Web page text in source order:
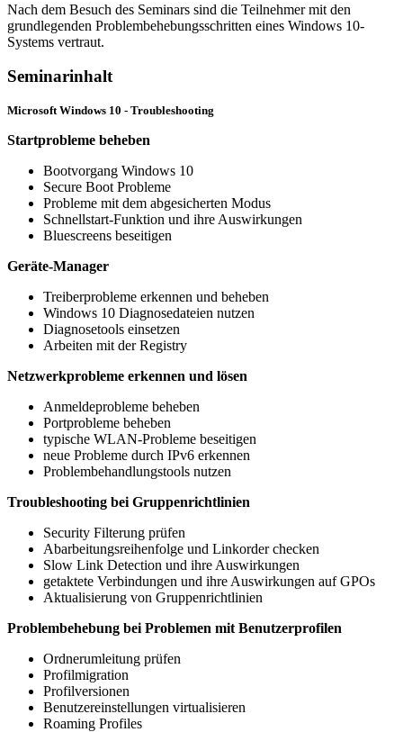
Nach dem Besuch des Seminars sind die Teilnehmer mit den
grundlegenden Problembehebungsschritten eines Windows 10-
Systems vertraut.
Seminarinhalt
Microsoft Windows 10 - Troubleshooting
Startprobleme beheben
Bootvorgang Windows 10
Secure Boot Probleme
Probleme mit dem abgesicherten Modus
Schnellstart-Funktion und ihre Auswirkungen
Bluescreens beseitigen
Geräte-Manager
Treiberprobleme erkennen und beheben
Windows 10 Diagnosedateien nutzen
Diagnosetools einsetzen
Arbeiten mit der Registry
Netzwerkprobleme erkennen und lösen
Anmeldeprobleme beheben
Portprobleme beheben
typische WLAN-Probleme beseitigen
neue Probleme durch IPv6 erkennen
Problembehandlungstools nutzen
Troubleshooting bei Gruppenrichtlinien
Security Filterung prüfen
Abarbeitungsreihenfolge und Linkorder checken
Slow Link Detection und ihre Auswirkungen
getaktete Verbindungen und ihre Auswirkungen auf GPOs
Aktualisierung von Gruppenrichtlinien
Problembehebung bei Problemen mit Benutzerprofilen
Ordnerumleitung prüfen
Profilmigration
Profilversionen
Benutzereinstellungen virtualisieren
Roaming Profiles